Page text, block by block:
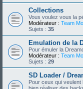
Collections
Vous voulez vous la
Modérateur : Team
Sujets : 35
Emulation de la
Pour émuler la
Modérateur : Team
Sujets : 29
SD Loader /
Pour ceux qui